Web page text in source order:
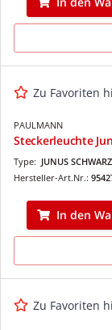
Zu Favoriten
PAULMANN
Steckerleuchte
Type: JUNUS SCHWARZ
Hersteller-Art.Nr.:
In den
Zu Favoriten